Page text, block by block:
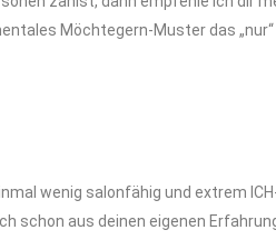
Möchtegern-Muster das
wenig salonfähig und extrem
schon aus deinen eigenen